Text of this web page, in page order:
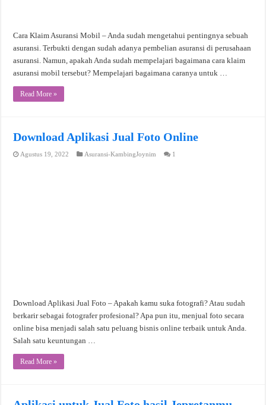
Cara Klaim Asuransi Mobil – Anda sudah mengetahui pentingnya sebuah
asuransi. Terbukti dengan sudah adanya pembelian asuransi di perusahaan
asuransi. Namun, apakah Anda sudah mempelajari bagaimana cara klaim
asuransi mobil tersebut? Mempelajari bagaimana caranya untuk …
Read More »
Download Aplikasi Jual Foto Online
Agustus 19, 2022 Asuransi-KambingJoynim 1
Download Aplikasi Jual Foto – Apakah kamu suka fotografi? Atau sudah
berkarir sebagai fotografer profesional? Apa pun itu, menjual foto secara
online bisa menjadi salah satu peluang bisnis online terbaik untuk Anda.
Salah satu keuntungan …
Read More »